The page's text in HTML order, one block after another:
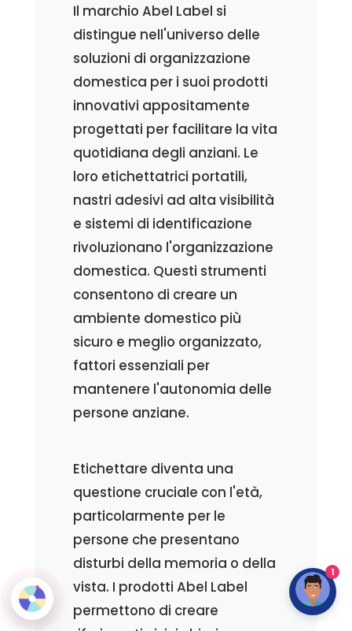
Il marchio Abel Label si
distingue nell'universo delle
soluzioni di organizzazione
domestica per i suoi prodotti
innovativi appositamente
progettati per facilitare la vita
quotidiana degli anziani. Le
loro etichettatrici portatili,
nastri adesivi ad alta visibilità
e sistemi di identificazione
rivoluzionano l'organizzazione
domestica. Questi strumenti
consentono di creare un
ambiente domestico più
sicuro e meglio organizzato,
fattori essenziali per
mantenere l'autonomia delle
persone anziane.
Etichettare diventa una
questione cruciale con l'età,
particolarmente per le
persone che presentano
disturbi della memoria o della
vista. I prodotti Abel Label
permettono di creare
1